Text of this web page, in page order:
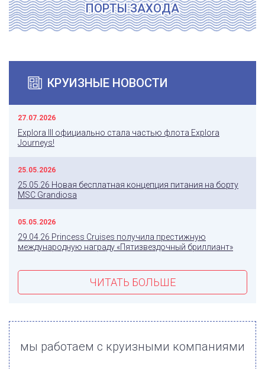
ПОРТЫ ЗАХОДА
КРУИЗНЫЕ НОВОСТИ
27.07.2026
Explora III официально стала частью флота Explora
Journeys!
25.05.2026
25.05.26 Новая бесплатная концепция питания на борту
MSC Grandiosa
05.05.2026
29.04.26 Princess Cruises получила престижную
международную награду «Пятизвездочный бриллиант»
ЧИТАТЬ БОЛЬШЕ
мы работаем с круизными компаниями